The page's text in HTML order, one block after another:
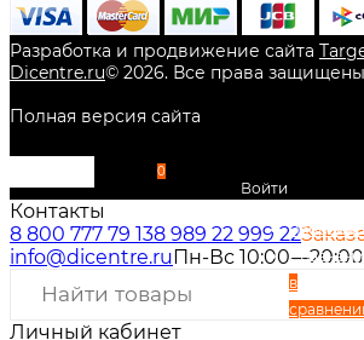
Разработка и продвижение сайта
Dicentre.ru© 2026. Все права защищены
Полная версия сайта
0
Войти
Сравнение
в
Контакты
8 800 777 79 138 989 22 999 22
info@dicentre.ruПн-Вс 10:00—20:00
Личный кабинет